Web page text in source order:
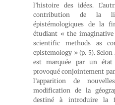
l’histoire des idées.
contribution de la
épistémologiques de la
étudiant « the
scientific methods as
epistemology » (p. 5).
est marquée par un état
provoqué conjointement
l’apparition de
modification de la
destiné à introduire la